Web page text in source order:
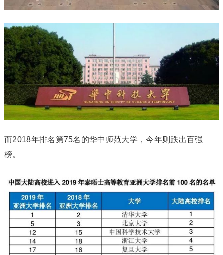
而2018年排名第75名的华中师范大学，今年则跌出百强
榜。